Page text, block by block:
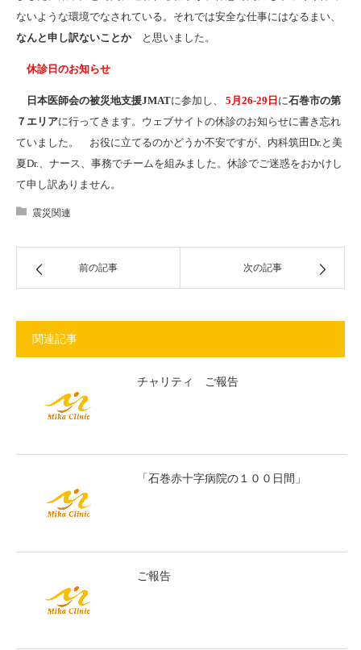
ないような環境でなされている。それでは安全な仕事にはなるまい、
なんと申し訳ないことかと思いました。
休診日のお知らせ
日本医師会の被災地支援JMATに参加し、 5月26-29日 に石巻市の第
７エリアに行ってきます。ウェブサイトの休診のお知らせに書き忘れ
ていました。 お役に立てるのかどうか不安ですが、内科筑田Dr.と美
夏Dr.、ナース、事務でチームを組みました。休診でご迷惑をおかけし
て申し訳ありません。
震災関連
前の記事 次の記事
関連記事
チャリティ ご報告
「石巻赤十字病院の１００日間」
ご報告